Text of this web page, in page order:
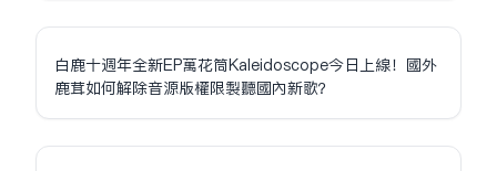
白鹿十週年全新EP萬花筒Kaleidoscope今日上線！國外
鹿茸如何解除音源版權限制聽國內新歌？